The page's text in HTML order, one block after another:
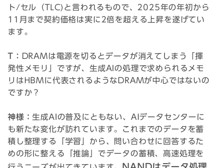
ト/セル（TLC)と言われるもので、2025年の年初から
11月まで契約価格は実に2倍を超える上昇を遂げてい
ます。
T： DRAMは電源を切るとデータが消えてしまう「揮
発性メモリ」ですが、生成AIの処理で求められるメモ
リはHBMに代表されるようなDRAMが中心ではないの
ですか？
神様：生成AIの普及にともない、AIデータセンターに
も新たな変化が訪れています。これまでのデータを蓄
積し整理する「学習」から、問い合わせに回答するた
めの形に整える「推論」でデータの蓄積、高速処理を